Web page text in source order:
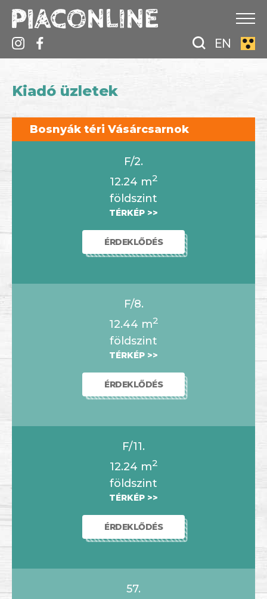
EN
Kiadó üzletek
Bosnyák téri Vásárcsarnok
F/2.
12.24 m2
földszint
TÉRKÉP >>
ÉRDEKLŐDÉS
F/8.
12.44 m2
földszint
TÉRKÉP >>
ÉRDEKLŐDÉS
F/11.
12.24 m2
földszint
TÉRKÉP >>
ÉRDEKLŐDÉS
57.